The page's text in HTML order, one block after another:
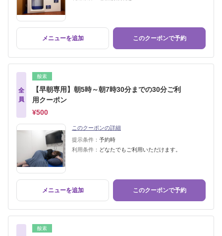
メニューを追加 このクーポンで予約
全
員
酸素
【早朝専用】朝5時～朝7時30分までの30分ご利
用クーポン
¥500
このクーポンの詳細
提示条件： 予約時
利用条件： どなたでもご利用いただけます。
メニューを追加 このクーポンで予約
酸素